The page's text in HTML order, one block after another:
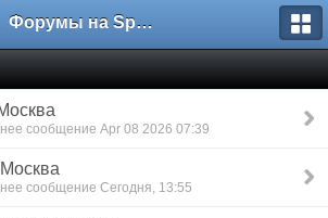
Форумы на Sportbox.ru
сообщение Apr 08 2026 07:39
сообщение Сегодня, 13:55